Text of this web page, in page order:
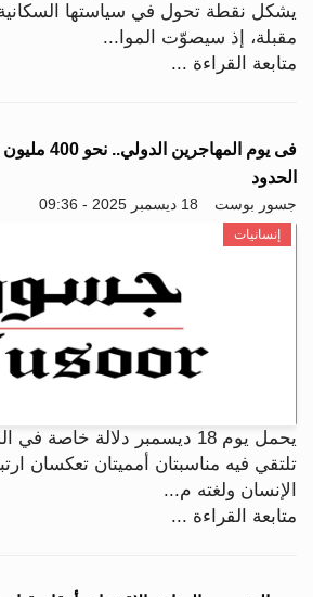
يشكل نقطة تحول في سياستها
مقبلة، إذ سيصوّت الموا...
متابعة القراءة ...
فى يوم
الحدود
جسور بوست 18 ديسمبر 2025 - 09:36
إنسانيات
يحمل يوم 18 ديسمبر دلالة خاصة
تلتقي فيه مناسبتان أمميتان تعكسان
الإنسان ولغته م...
متابعة القراءة ...